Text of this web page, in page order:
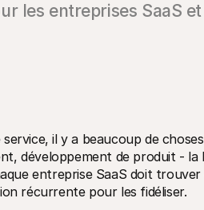
les entreprises SaaS
il y a beaucoup de
développement de produit - la
entreprise SaaS doit
récurrente pour les fidéliser.